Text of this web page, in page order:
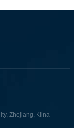
Zhejiang, Kiina